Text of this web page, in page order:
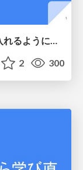
AWSマネコンに複数のアカウントで入れるようになりました
2 300